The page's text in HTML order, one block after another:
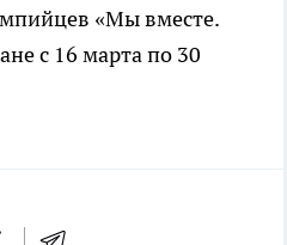
«Мы вместе.
с 16 марта по 30